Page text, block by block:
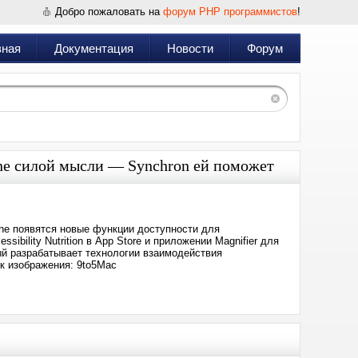
Добро пожаловать на форум PHP программистов!
Документация Новости Форум
силой мысли — Synchron ей поможет
появятся новые функции доступности для
Nutrition в App Store и приложении Magnifier для
технологии взаимодействия
изображения: 9to5Mac